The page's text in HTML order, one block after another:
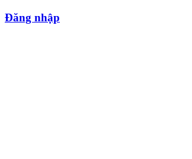
Đăng nhập